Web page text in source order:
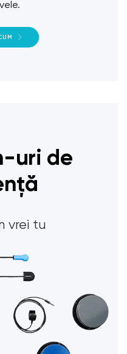
uri de
vrei tu